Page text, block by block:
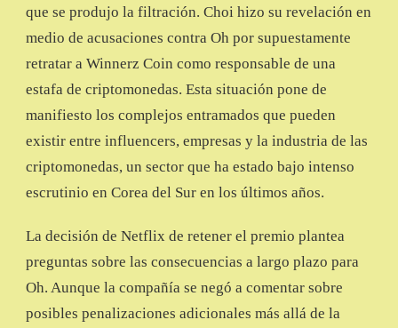
que se produjo la filtración. Choi hizo su revelación en
medio de acusaciones contra Oh por supuestamente
retratar a Winnerz Coin como responsable de una
estafa de criptomonedas. Esta situación pone de
manifiesto los complejos entramados que pueden
existir entre influencers, empresas y la industria de las
criptomonedas, un sector que ha estado bajo intenso
escrutinio en Corea del Sur en los últimos años.
La decisión de Netflix de retener el premio plantea
preguntas sobre las consecuencias a largo plazo para
Oh. Aunque la compañía se negó a comentar sobre
posibles penalizaciones adicionales más allá de la